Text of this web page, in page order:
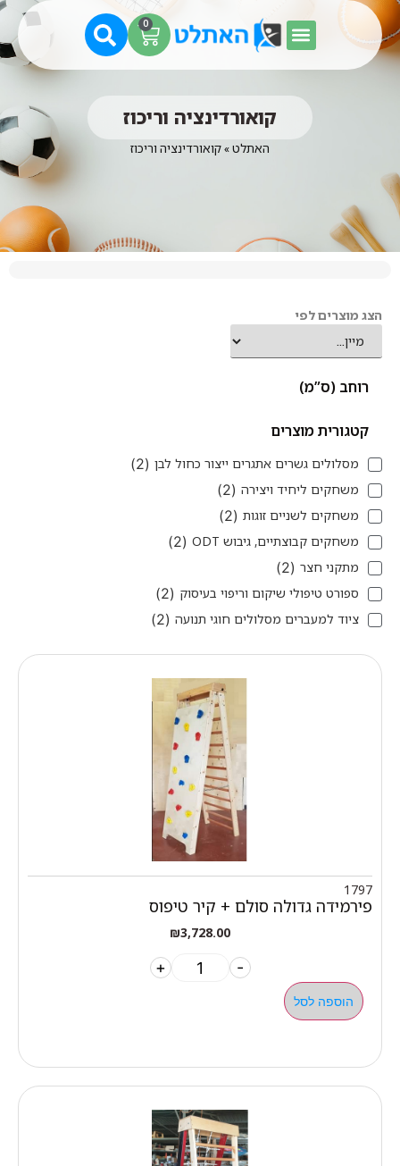
0
קואורדינציה וריכוז
האתלט»קואורדינציה וריכוז
הצג מוצרים לפי
רוחב (ס”מ)
קטגורית מוצרים
מסלולים גשרים אתגרים ייצור כחול לבן (
2
)
משחקים ליחיד ויצירה (
2
)
משחקים לשניים זוגות (
2
)
משחקים קבוצתיים, גיבוש ODT (
2
)
מתקני חצר (
2
)
ספורט טיפולי שיקום וריפוי בעיסוק (
2
)
ציוד למעברים מסלולים חוגי תנועה (
2
)
1797
פירמידה גדולה סולם + קיר טיפוס
₪3,728.00
-
+
הוספה לסל